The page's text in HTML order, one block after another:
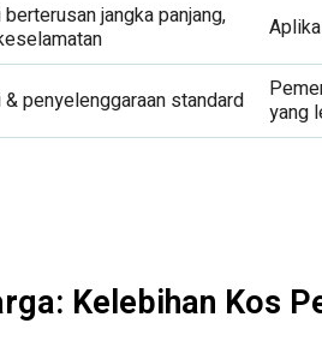
jangka panjang,
penyelenggaraan standard
yang
Kelebihan Kos